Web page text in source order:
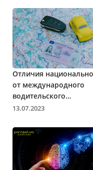
Отличия
от международного
водительского
удостоверения | Блог
13.07.2023